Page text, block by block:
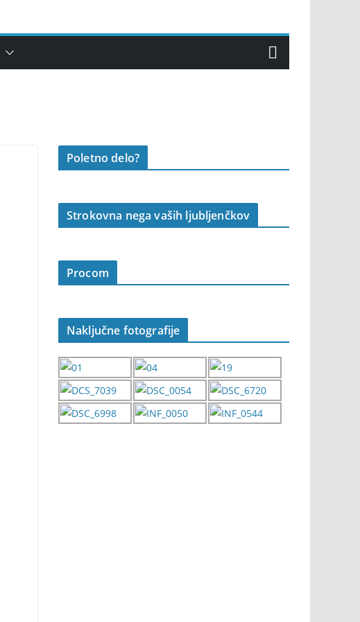
Poletno delo?
Strokovna nega vaših ljubljenčkov
Procom
Naključne fotografije